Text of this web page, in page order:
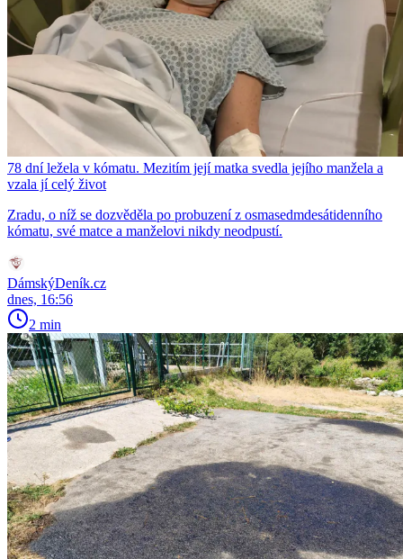
78 dní ležela v kómatu. Mezitím její matka svedla jejího manžela a
vzala jí celý život
Zradu, o níž se dozvěděla po probuzení z osmasedmdesátidenního
kómatu, své matce a manželovi nikdy neodpustí.
DámskýDeník.cz
dnes, 16:56
2 min